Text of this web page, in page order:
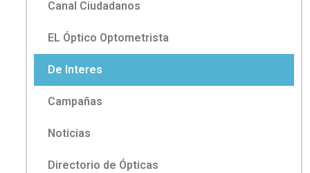
Canal Ciudadanos
EL Óptico Optometrista
De Interes
Campañas
Noticias
Directorio de Ópticas